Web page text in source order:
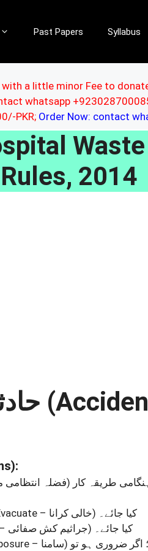
Past Papers Syllabus
a little minor Fee to
whatsapp
PKR; Order Now: contact
Rules, 2014
:
(Waste Management Plan – فضلہ انتظامی منصوبہ)
(Evacuate – خالی کرانا) کیا جائے۔
(Disinfect – جراثیم کش صفائی) کیا جائے۔
(Exposure – سامنا)